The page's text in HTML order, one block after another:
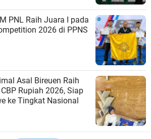
PNL Raih Juara I pada
2026 di PPNS
Asal Bireuen Raih
Rupiah 2026, Siap
ke Tingkat Nasional